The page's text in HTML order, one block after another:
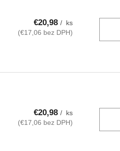
€20,98/ ks
(€17,06 bez DPH)
€20,98/ ks
(€17,06 bez DPH)